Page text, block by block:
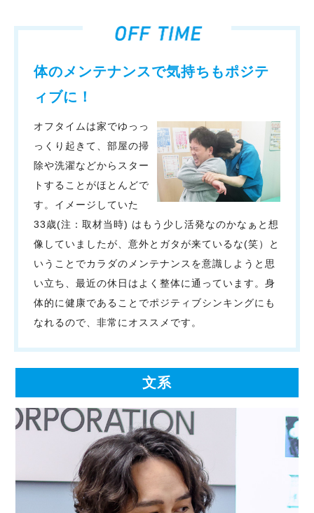
体のメンテナンスで気持ちもポジテ
ィブに！
オフタイムは家でゆっっ
っくり起きて、部屋の掃
除や洗濯などからスター
トすることがほとんどで
す。イメージしていた
33歳(注：取材当時) はもう少し活発なのかなぁと想
像していましたが、意外とガタが来ているな(笑）と
いうことでカラダのメンテナンスを意識しようと思
い立ち、最近の休日はよく整体に通っています。身
体的に健康であることでポジティブシンキングにも
なれるので、非常にオススメです。
文系